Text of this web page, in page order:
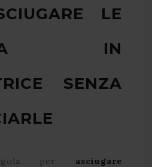
LE
IN
SENZA
per asciugare